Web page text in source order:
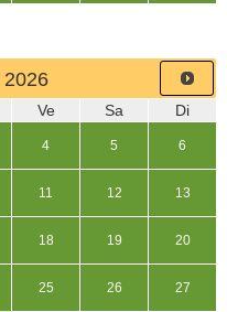
2026
Ve Sa Di
4 5 6
11 12 13
18 19 20
25 26 27